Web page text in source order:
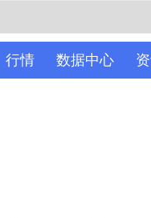
行情 数据中心